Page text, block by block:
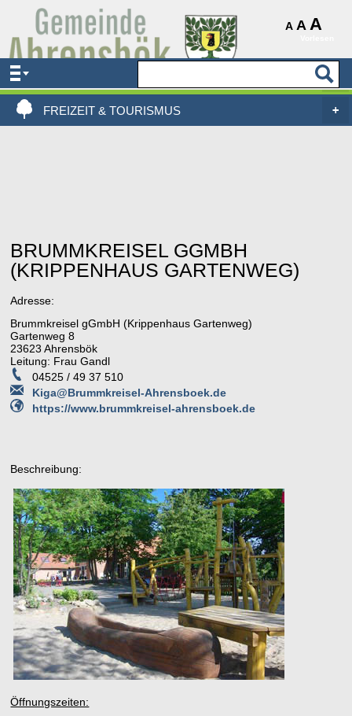
A A A
AKTUELLES & SERVICE
VERWALTUNG & POLITIK
FREIZEIT & TOURISMUS
BRUMMKREISEL GGMBH
(KRIPPENHAUS GARTENWEG)
Adresse:
Brummkreisel gGmbH (Krippenhaus Gartenweg)
Gartenweg 8
23623 Ahrensbök
Leitung: Frau Gandl
04525 / 49 37 510
Kiga@Brummkreisel-Ahrensboek.de
https://www.brummkreisel-ahrensboek.de
Beschreibung:
Öffnungszeiten: